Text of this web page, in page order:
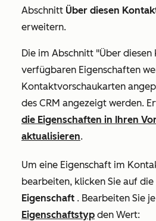
Abschnitt Über diesen
erweitern.
Die im Abschnitt "Über diesen
verfügbaren Eigenschaften
Kontaktvorschaukarten
des CRM angezeigt werden.
die Eigenschaften in Ihren
aktualisieren.
Um eine Eigenschaft im
bearbeiten, klicken Sie auf
Eigenschaft . Bearbeiten Sie
Eigenschaftstyp den Wert: